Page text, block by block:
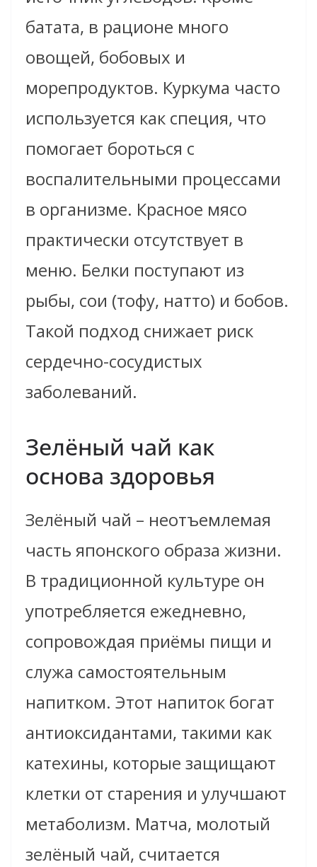
батата, в рационе много
овощей, бобовых и
морепродуктов. Куркума часто
используется как специя, что
помогает бороться с
воспалительными процессами
в организме. Красное мясо
практически отсутствует в
меню. Белки поступают из
рыбы, сои (тофу, натто) и бобов.
Такой подход снижает риск
сердечно-сосудистых
заболеваний.
Зелёный чай как
основа здоровья
Зелёный чай – неотъемлемая
часть японского образа жизни.
В традиционной культуре он
употребляется ежедневно,
сопровождая приёмы пищи и
служа самостоятельным
напитком. Этот напиток богат
антиоксидантами, такими как
катехины, которые защищают
клетки от старения и улучшают
метаболизм. Матча, молотый
зелёный чай, считается